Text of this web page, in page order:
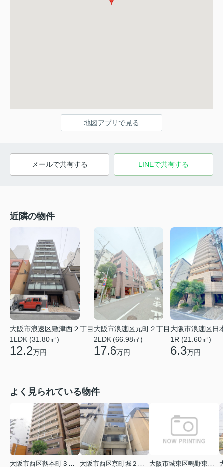
地図アプリで見る
メールで共有する LINEで共有する
近隣の物件
大阪市浪速区敷津西２丁目
1LDK (31.80㎡)
12.2万円
大阪市浪速区元町２丁目
2LDK (66.98㎡)
17.6万円
大阪市浪速区日
1R (21.60㎡)
6.3万円
よく見られている物件
大阪市西区靱本町３丁目
大阪市西区京町堀２丁目
大阪市城東区鴫野東３丁目